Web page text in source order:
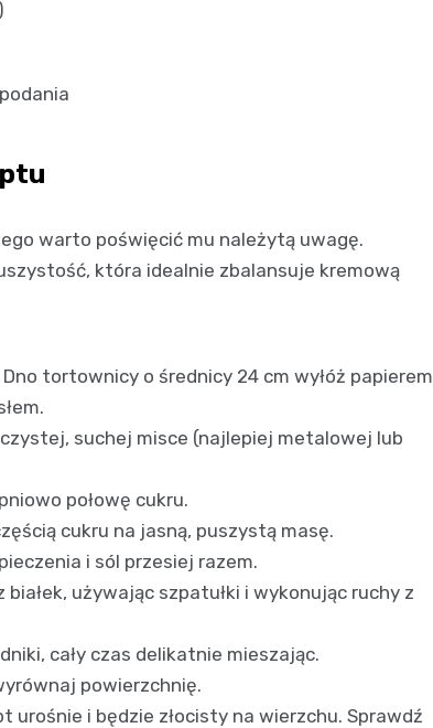
warto poświęcić mu należytą uwagę.
która idealnie zbalansuje kremową
tortownicy o średnicy 24 cm wyłóż papierem
czystej, suchej misce (najlepiej metalowej lub
połowę cukru.
cukru na jasną, puszystą masę.
i sól przesiej razem.
używając szpatułki i wykonując ruchy z
cały czas delikatnie mieszając.
powierzchnię.
urośnie i będzie złocisty na wierzchu. Sprawdź